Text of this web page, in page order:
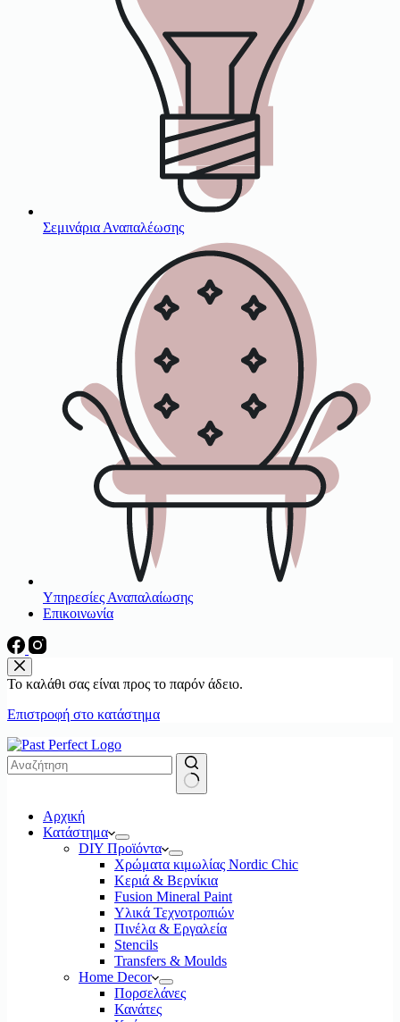
Σεμινάρια Αναπαλέωσης
Υπηρεσίες Αναπαλαίωσης
Επικοινωνία
Το καλάθι σας είναι προς το παρόν άδειο.
Επιστροφή στο κατάστημα
results
Αρχική
Κατάστημα
DIY Προϊόντα
Χρώματα κιμωλίας Nordic Chic
Κεριά & Βερνίκια
Fusion Mineral Paint
Υλικά Τεχνοτροπιών
Πινέλα & Εργαλεία
Stencils
Transfers & Moulds
Home Decor
Πορσελάνες
Κανάτες